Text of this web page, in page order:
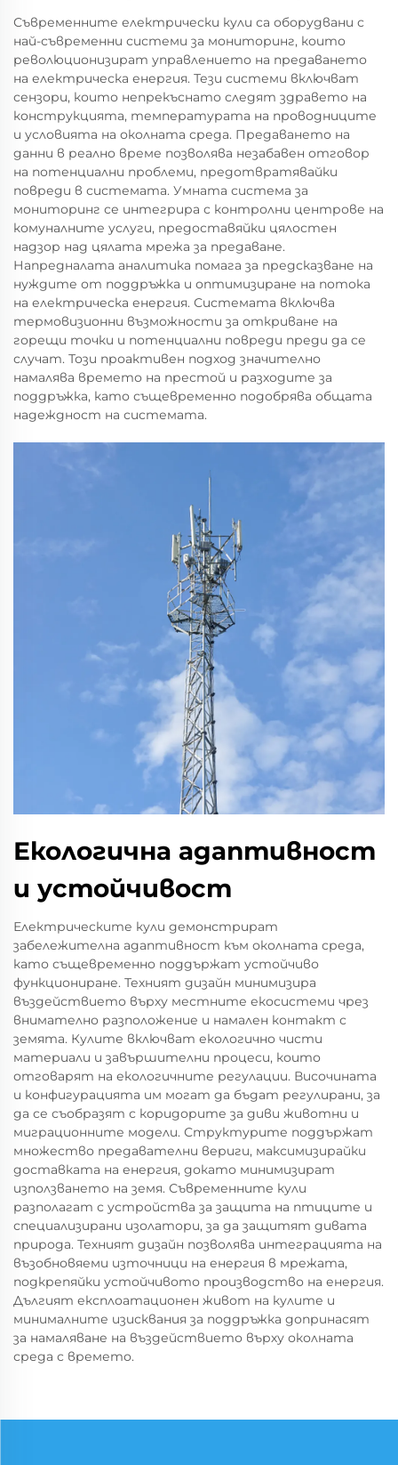
Съвременните електрически кули са оборудвани с
най-съвременни системи за мониторинг, които
революционизират управлението на предаването
на електрическа енергия. Тези системи включват
сензори, които непрекъснато следят здравето на
конструкцията, температурата на проводниците
и условията на околната среда. Предаването на
данни в реално време позволява незабавен отговор
на потенциални проблеми, предотвратявайки
повреди в системата. Умната система за
мониторинг се интегрира с контролни центрове на
комуналните услуги, предоставяйки цялостен
надзор над цялата мрежа за предаване.
Напредналата аналитика помага за предсказване на
нуждите от поддръжка и оптимизиране на потока
на електрическа енергия. Системата включва
термовизионни възможности за откриване на
горещи точки и потенциални повреди преди да се
случат. Този проактивен подход значително
намалява времето на престой и разходите за
поддръжка, като същевременно подобрява общата
надеждност на системата.
Екологична адаптивност
и устойчивост
Електрическите кули демонстрират
забележителна адаптивност към околната среда,
като същевременно поддържат устойчиво
функциониране. Техният дизайн минимизира
въздействието върху местните екосистеми чрез
внимателно разположение и намален контакт с
земята. Кулите включват екологично чисти
материали и завършителни процеси, които
отговарят на екологичните регулации. Височината
и конфигурацията им могат да бъдат регулирани, за
да се съобразят с коридорите за диви животни и
миграционните модели. Структурите поддържат
множество предавателни вериги, максимизирайки
доставката на енергия, докато минимизират
използването на земя. Съвременните кули
разполагат с устройства за защита на птиците и
специализирани изолатори, за да защитят дивата
природа. Техният дизайн позволява интеграцията на
възобновяеми източници на енергия в мрежата,
подкрепяйки устойчивото производство на енергия.
Дългият експлоатационен живот на кулите и
минималните изисквания за поддръжка допринасят
за намаляване на въздействието върху околната
среда с времето.